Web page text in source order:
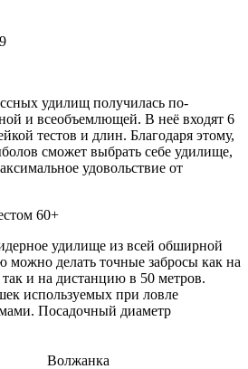
удилищ получилась по-
и всеобъемлющей. В неё входят 6
тестов и длин. Благодаря этому,
сможет выбрать себе удилище,
удовольствие от
60+
удилище из всей обширной
делать точные забросы как на
и на дистанцию в 50 метров.
используемых при ловле
Посадочный диаметр
Волжанка